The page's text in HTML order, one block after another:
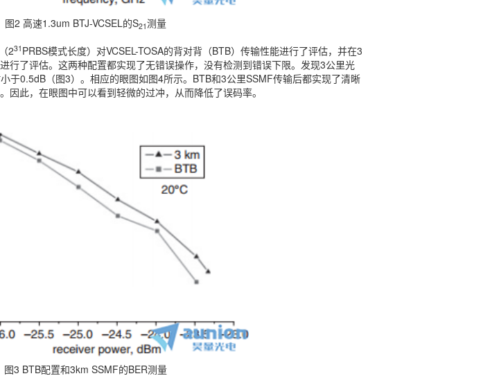
图2 高速1.3um BTJ-VCSEL的S21测量
231 PRBS模式长度）对VCSEL-TOSA的背对背（BTB）传输性能进行了评估，并在3
进行了评估。这两种配置都实现了无错误操作，没有检测到错误下限。发现3公里光
于0.5dB（图3）。相应的眼图如图4所示。BTB和3公里SSMF传输后都实现了清晰
因此，在眼图中可以看到轻微的过冲，从而降低了误码率。
图3 BTB配置和3km SSMF的BER测量